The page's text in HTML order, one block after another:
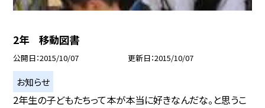
2年 移動図書
公開日 2015/10/07 更新日 2015/10/07
お知らせ
2年生の子どもたちって本が本当に好きなんだな。と思うこ